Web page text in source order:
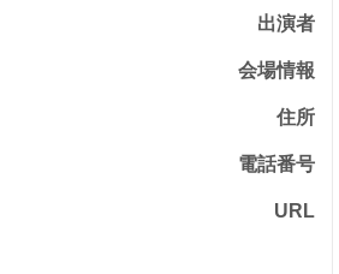
出演者
会場情報
住所
電話番号
URL